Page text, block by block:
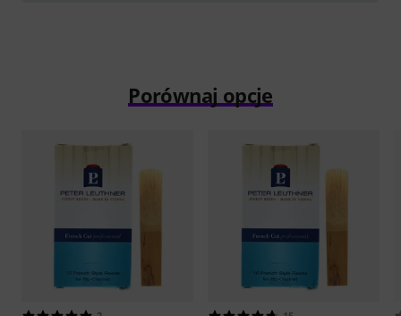
Porównaj opcje